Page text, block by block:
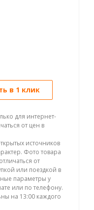
в 1 клик
для интернет-
от цен в
источников
Фото товара
от
или поездкой в
параметры у
или по телефону.
на 13:00 каждого